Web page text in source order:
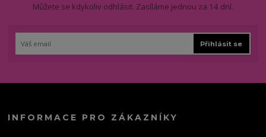
Můžete se kdykoliv odhlásit. Zasíláme jednou za 14 dní.
Přihlásit se
INFORMACE PRO ZÁKAZNÍKY